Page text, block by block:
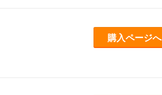
購入ページへ